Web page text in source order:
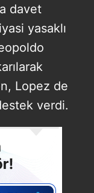
davet
yasaklı
Lopez de
verdi.